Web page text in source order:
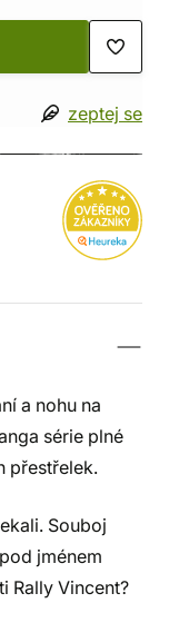
zeptej se
a nohu na
série plné
přestřelek.
Souboj
jménem
Rally Vincent?